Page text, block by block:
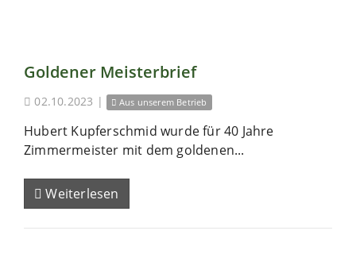
Goldener Meisterbrief
02.10.2023 | Aus unserem Betrieb
Hubert Kupferschmid wurde für 40 Jahre
Zimmermeister mit dem goldenen...
Weiterlesen